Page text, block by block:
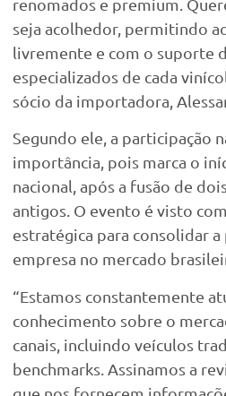
renomados e premium.
seja acolhedor, permitindo
livremente e com o suporte
especializados de cada
sócio da importadora,
Segundo ele, a participação
importância, pois marca o
nacional, após a fusão de
antigos. O evento é visto
estratégica para consolidar a
empresa no mercado
“Estamos constantemente
conhecimento sobre o
canais, incluindo veículos
benchmarks. Assinamos a